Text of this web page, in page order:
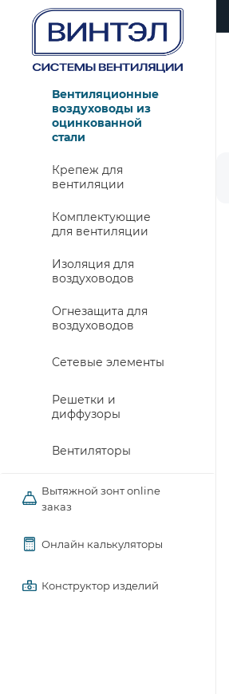
Вентиляционные
воздуховоды из
оцинкованной
стали
Крепеж для
вентиляции
Комплектующие
для вентиляции
Изоляция для
воздуховодов
Огнезащита для
воздуховодов
Сетевые элементы
Решетки и
диффузоры
Вентиляторы
Вытяжной зонт online
заказ
Онлайн калькуляторы
Конструктор изделий